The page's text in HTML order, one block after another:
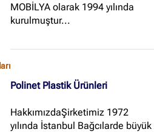
MOBİLYA olarak 1994 yılında
kurulmuştur...
Polinet Plastik Ürünleri
HakkımızdaŞirketimiz 1972
yılında İstanbul Bağcılarde büyük